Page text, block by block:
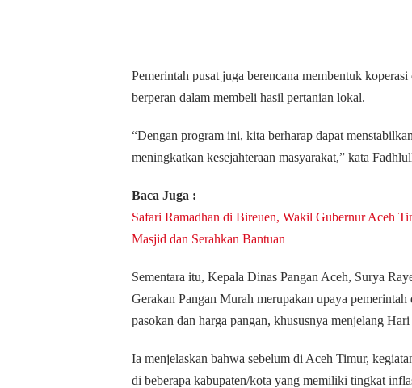
Pemerintah pusat juga berencana membentuk
berperan dalam membeli hasil pertanian lokal.
“Dengan program ini, kita berharap dapat
meningkatkan kesejahteraan masyarakat,” kata
Baca Juga :
Safari Ramadhan di Bireuen, Wakil Gubernur Aceh
Masjid dan Serahkan Bantuan
Sementara itu, Kepala Dinas Pangan Aceh, Surya
Gerakan Pangan Murah merupakan upaya pemerintah
pasokan dan harga pangan, khususnya menjelang
Ia menjelaskan bahwa sebelum di Aceh Timur,
di beberapa kabupaten/kota yang memiliki tingkat